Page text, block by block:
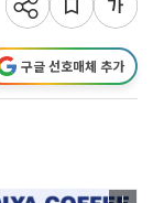
구글 선호매체 추가